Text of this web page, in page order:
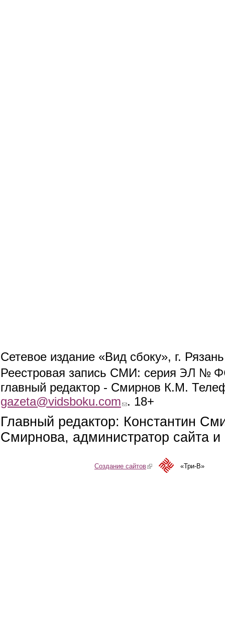
Сетевое издание «Вид сбоку», г.
Реестровая запись СМИ: серия ЭЛ №
главный редактор - Смирнов К.М.
gazeta@vidsboku.com (link sends e-mail)
. 18+
Главный редактор: Константин
Смирнова, администратор сайта
Создание сайтов(link is external)«Три-В»